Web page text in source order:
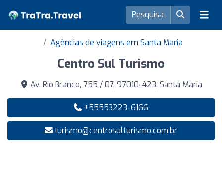
Agências de viagens em Santa Maria
Centro Sul Turismo
Av. Rio Branco, 755 / 07, 97010-423, Santa Maria
+55553223-6166
turismo@centrosulturismo.com.br